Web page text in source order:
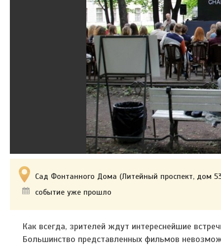
Сад Фонтанного Дома (Литейный проспект, дом
событие уже прошло
Как всегда, зрителей ждут интереснейшие
Большинство представленных фильмов